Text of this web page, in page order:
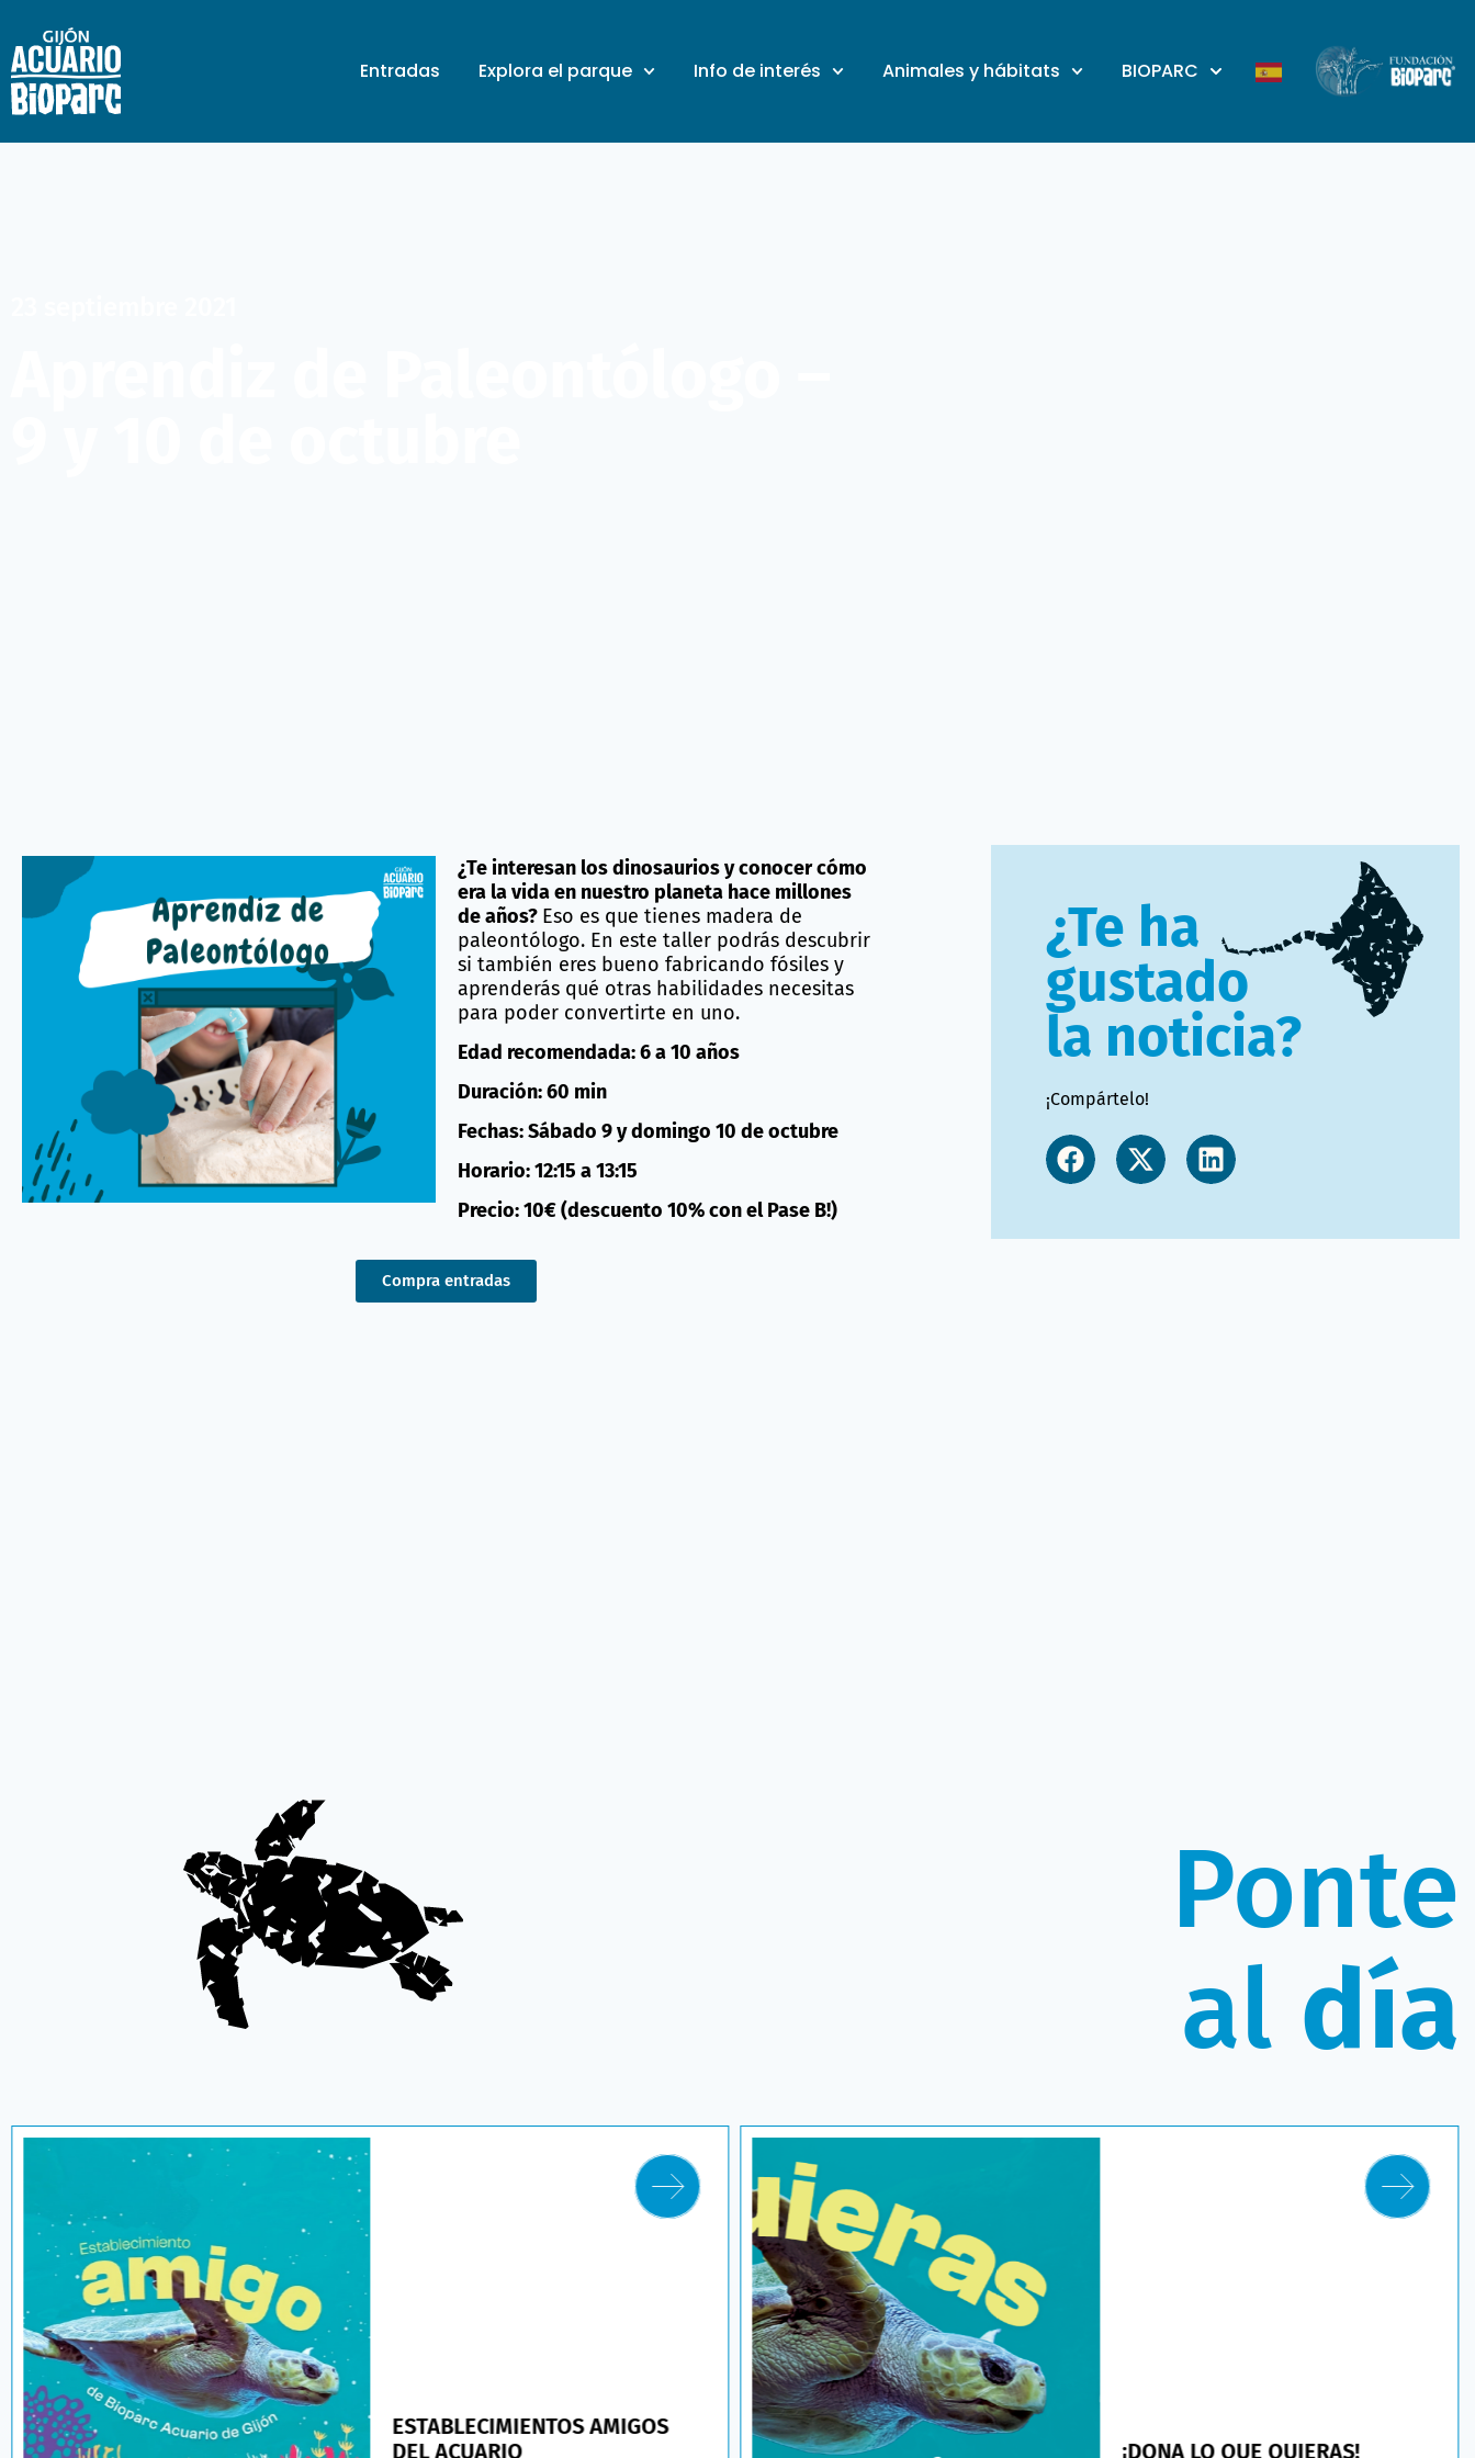
Entradas Explora el parque Info de interés Animales y hábitats BIOPARC
¿Te interesan los dinosaurios y conocer cómo
era la vida en nuestro planeta hace millones
de años? Eso es que tienes madera de
paleontólogo. En este taller podrás descubrir
si también eres bueno fabricando fósiles y
aprenderás qué otras habilidades necesitas
para poder convertirte en uno.
Edad recomendada: 6 a 10 años
Duración: 60 min
Fechas: Sábado 9 y domingo 10 de octubre
Horario: 12:15 a 13:15
Precio: 10€ (descuento 10% con el Pase B!)
Compra entradas
¿Te ha
gustado
la noticia?
¡Compártelo!
Ponte
al día
ESTABLECIMIENTOS AMIGOS
DEL ACUARIO
¡DONA LO QUE QUIERAS!